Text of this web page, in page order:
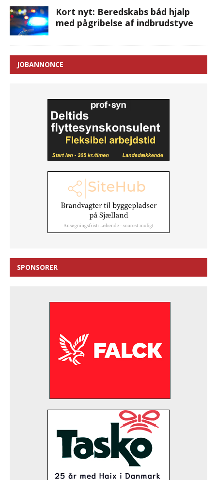
Kort nyt: Beredskabs båd hjalp
med pågribelse af indbrudstyve
JOBANNONCE
SPONSORER